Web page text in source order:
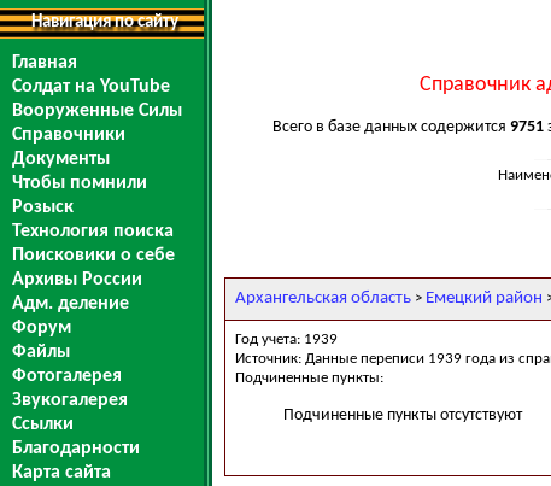
Навигация по сайту
Главная
Солдат на YouTube
Вооруженные Силы
Справочники
Документы
Чтобы помнили
Розыск
Технология поиска
Поисковики о себе
Архивы России
Адм. деление
Форум
Файлы
Фотогалерея
Звукогалерея
Ссылки
Благодарности
Карта сайта
Справочник
Всего в базе данных содержится 9751
Архангельская область > Емецкий район
Год учета: 1939
Источник: Данные переписи 1939 года из
Подчиненные пункты:
Подчиненные пункты отсутствуют